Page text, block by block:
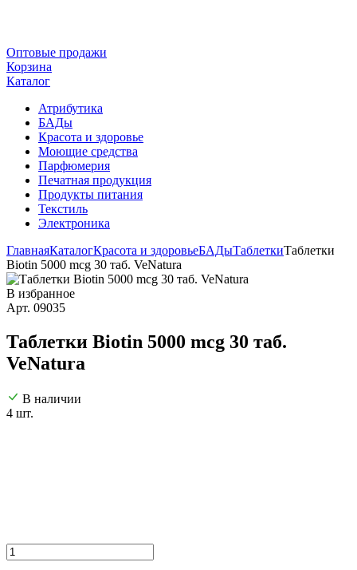
Оптовые продажи
Корзина
Каталог
Атрибутика
БАДы
Красота и здоровье
Моющие средства
Парфюмерия
Печатная продукция
Продукты питания
Текстиль
Электроника
ГлавнаяКаталогКрасота и здоровьеБАДыТаблеткиТаблетки
Biotin 5000 mcg 30 таб. VeNatura
В избранное
Арт. 09035
Таблетки Biotin 5000 mcg 30 таб.
VeNatura
В наличии
4 шт.